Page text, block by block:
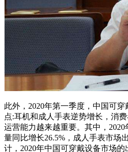
此外，2020年第一季度，中国可
点:耳机和成人手表逆势增长，消
运营能力越来越重要。其中，
量同比增长26.5%，成人手表市场
计，2020年中国可穿戴设备市场的